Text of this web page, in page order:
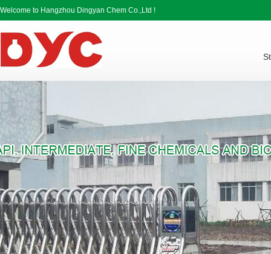
Welcome to Hangzhou Dingyan Chem Co.,Ltd !